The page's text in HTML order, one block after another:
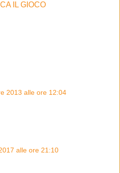
IL GIOCO
2013 alle ore 12:04
alle ore 21:10